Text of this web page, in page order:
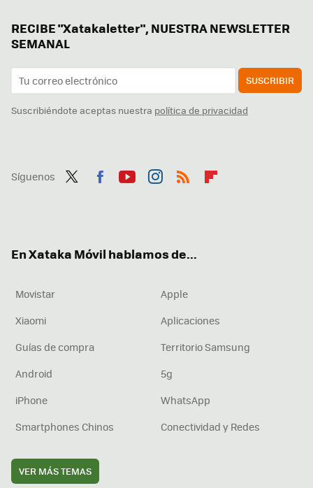
RECIBE "Xatakaletter", NUESTRA NEWSLETTER
SEMANAL
SUSCRIBIR
Suscribiéndote aceptas nuestra política de privacidad
Síguenos
En Xataka Móvil hablamos de...
Movistar
Apple
Xiaomi
Aplicaciones
Guías de compra
Territorio Samsung
Android
5g
iPhone
WhatsApp
Smartphones Chinos
Conectividad y Redes
VER MÁS TEMAS